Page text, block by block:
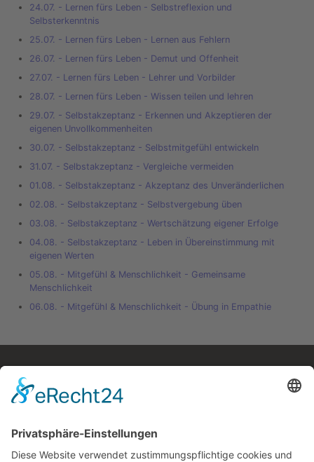
24.07. - Lernen fürs Leben - Selbstreflexion und
Selbsterkenntnis
25.07. - Lernen fürs Leben - Lernen aus Fehlern
26.07. - Lernen fürs Leben - Demut und Offenheit
27.07. - Lernen fürs Leben - Lehrer und Vorbilder
28.07. - Lernen fürs Leben - Wissen teilen und lehren
29.07. - Selbstakzeptanz - Erkennen und Akzeptieren der
eigenen Unvollkommenheiten
30.07. - Selbstakzeptanz - Selbstmitgefühl entwickeln
31.07. - Selbstakzeptanz - Vergleiche vermeiden
01.08. - Selbstakzeptanz - Akzeptanz des Unveränderlichen
02.08. - Selbstakzeptanz - Selbstvergebung üben
03.08. - Selbstakzeptanz - Wertschätzung eigener Erfolge
04.08. - Selbstakzeptanz - Leben in Übereinstimmung mit
eigenen Werten
05.08. - Mitgefühl & Menschlichkeit - Gemeinsame
Menschlichkeit
06.08. - Mitgefühl & Menschlichkeit - Übung in Empathie
Kostenloses E-Book
Memento Mori
Eine philosophische Meditation über das Leben, den
Tod und die Vergänglichkeit.